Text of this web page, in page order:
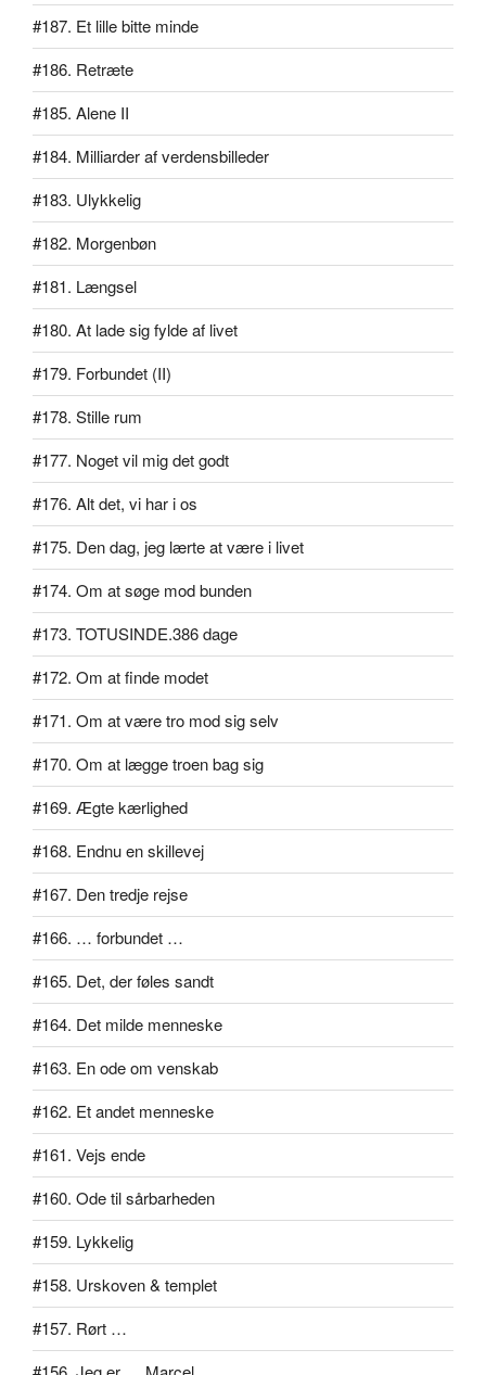
#187. Et lille bitte minde
#186. Retræte
#185. Alene II
#184. Milliarder af verdensbilleder
#183. Ulykkelig
#182. Morgenbøn
#181. Længsel
#180. At lade sig fylde af livet
#179. Forbundet (II)
#178. Stille rum
#177. Noget vil mig det godt
#176. Alt det, vi har i os
#175. Den dag, jeg lærte at være i livet
#174. Om at søge mod bunden
#173. TOTUSINDE.386 dage
#172. Om at finde modet
#171. Om at være tro mod sig selv
#170. Om at lægge troen bag sig
#169. Ægte kærlighed
#168. Endnu en skillevej
#167. Den tredje rejse
#166. … forbundet …
#165. Det, der føles sandt
#164. Det milde menneske
#163. En ode om venskab
#162. Et andet menneske
#161. Vejs ende
#160. Ode til sårbarheden
#159. Lykkelig
#158. Urskoven & templet
#157. Rørt …